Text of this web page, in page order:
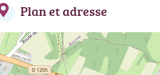
Plan et adresse